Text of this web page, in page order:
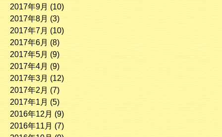
2017年9月 (10)
2017年8月 (3)
2017年7月 (10)
2017年6月 (8)
2017年5月 (9)
2017年4月 (9)
2017年3月 (12)
2017年2月 (7)
2017年1月 (5)
2016年12月 (9)
2016年11月 (7)